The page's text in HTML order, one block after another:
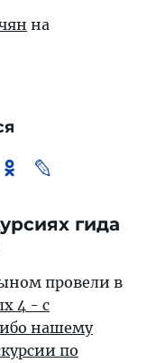
на
гида
провели в
4 - с
нашему
по